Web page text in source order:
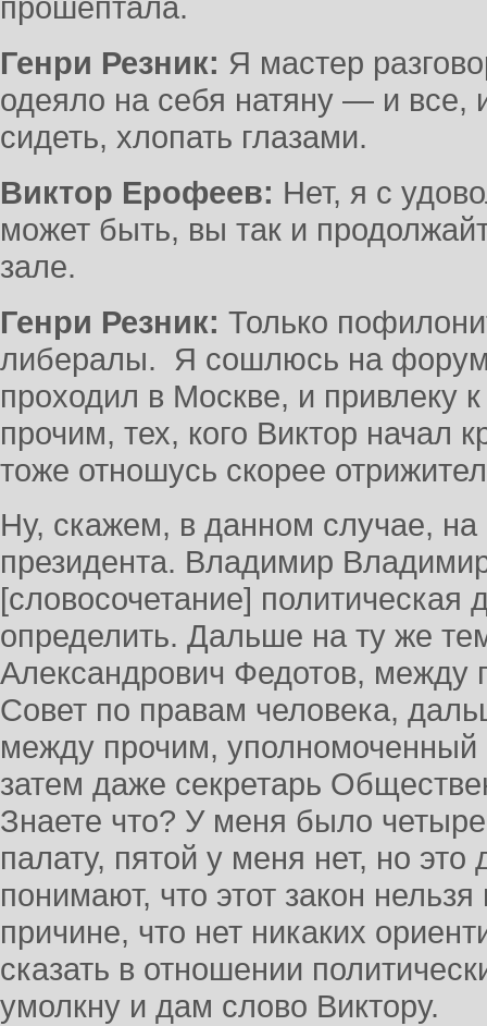
прошептала.
Генри Резник: Я мастер
одеяло на себя натяну — и все,
сидеть, хлопать глазами.
Виктор Ерофеев: Нет, я с
может быть, вы так и
зале.
Генри Резник: Только
либералы. Я сошлюсь на
проходил в Москве, и привлеку
прочим, тех, кого Виктор начал
тоже отношусь скорее
Ну, скажем, в данном случае, на
президента. Владимир
[словосочетание] политическая
определить. Дальше на ту же
Александрович Федотов, между
Совет по правам человека,
между прочим, уполномоченный
затем даже секретарь
Знаете что? У меня было
палату, пятой у меня нет, но это
понимают, что этот закон
причине, что нет никаких
сказать в отношении
умолкну и дам слово Виктору.